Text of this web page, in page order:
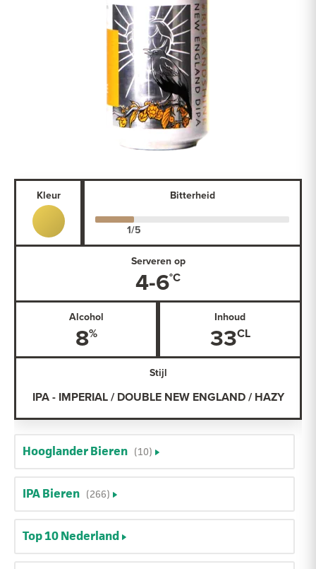
Kleur Bitterheid
Serveren op
4-6
Alcohol
8
Inhoud
33
Stijl
IPA - IMPERIAL / DOUBLE NEW ENGLAND / HAZY
Hooglander Bieren (10)
IPA Bieren (266)
Top 10 Nederland